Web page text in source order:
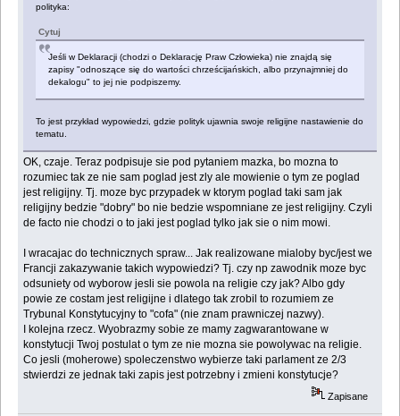
polityka:
Cytuj
Jeśli w Deklaracji (chodzi o Deklarację Praw Człowieka) nie znajdą się
zapisy "odnoszące się do wartości chrześcijańskich, albo przynajmniej do
dekalogu" to jej nie podpiszemy.
To jest przykład wypowiedzi, gdzie polityk ujawnia swoje religijne nastawienie do
tematu.
OK, czaje. Teraz podpisuje sie pod pytaniem mazka, bo mozna to
rozumiec tak ze nie sam poglad jest zly ale mowienie o tym ze poglad
jest religijny. Tj. moze byc przypadek w ktorym poglad taki sam jak
religijny bedzie "dobry" bo nie bedzie wspomniane ze jest religijny. Czyli
de facto nie chodzi o to jaki jest poglad tylko jak sie o nim mowi.
I wracajac do technicznych spraw... Jak realizowane mialoby byc/jest we
Francji zakazywanie takich wypowiedzi? Tj. czy np zawodnik moze byc
odsuniety od wyborow jesli sie powola na religie czy jak? Albo gdy
powie ze costam jest religijne i dlatego tak zrobil to rozumiem ze
Trybunal Konstytucyjny to "cofa" (nie znam prawniczej nazwy).
I kolejna rzecz. Wyobrazmy sobie ze mamy zagwarantowane w
konstytucji Twoj postulat o tym ze nie mozna sie powolywac na religie.
Co jesli (moherowe) spoleczenstwo wybierze taki parlament ze 2/3
stwierdzi ze jednak taki zapis jest potrzebny i zmieni konstytucje?
Zapisane